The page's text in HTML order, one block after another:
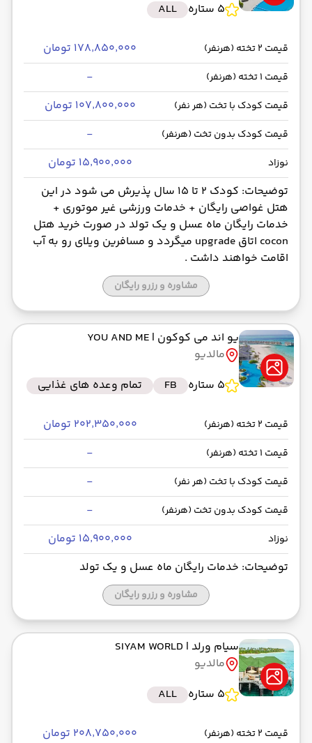
5 ستاره
ALL
قیمت 2 تخته (هرنفر) ۱۷۸٬۸۵۰٬۰۰۰ تومان
قیمت 1 تخته (هرنفر) -
قیمت کودک با تخت (هر نفر) ۱۰۷٬۸۰۰٬۰۰۰ تومان
قیمت کودک بدون تخت (هرنفر) -
نوزاد
۱۵٬۹۰۰٬۰۰۰ تومان
توضیحات: کودک 2 تا 15 سال پذیرش می شود در این
هتل غواصی رایگان + خدمات ورزشی غیر موتوری +
خدمات رایگان ماه عسل و یک تولد در صورت خرید هتل
cocon اتاق upgrade میگردد و مسافرین ویلای رو به آب
اقامت خواهند داشت .
مشاوره و رزرو رایگان
یو اند می کوکون | YOU AND ME
مالدیو
5 ستاره
FB تمام وعده های غذایی
قیمت 2 تخته (هرنفر) ۲۰۲٬۳۵۰٬۰۰۰ تومان
قیمت 1 تخته (هرنفر) -
قیمت کودک با تخت (هر نفر) -
قیمت کودک بدون تخت (هرنفر) -
نوزاد
۱۵٬۹۰۰٬۰۰۰ تومان
توضیحات: خدمات رایگان ماه عسل و یک تولد
مشاوره و رزرو رایگان
سیام ورلد | SIYAM WORLD
مالدیو
5 ستاره
ALL
قیمت 2 تخته (هرنفر) ۲۰۸٬۷۵۰٬۰۰۰ تومان